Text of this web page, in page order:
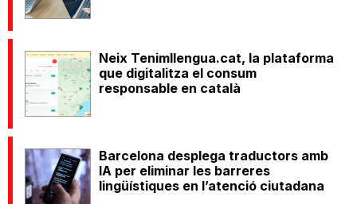
Neix Tenimllengua.cat, la plataforma
que digitalitza el consum
responsable en català
Barcelona desplega traductors amb
IA per eliminar les barreres
lingüístiques en l’atenció ciutadana